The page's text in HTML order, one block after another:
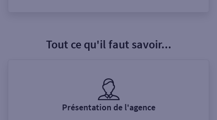
Tout ce qu'il faut savoir...
Présentation de l'agence